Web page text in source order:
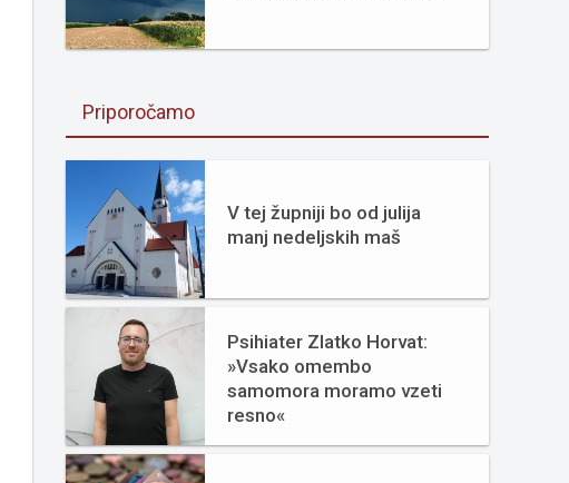
Priporočamo
V tej župniji bo od julija
manj nedeljskih maš
Psihiater Zlatko Horvat:
»Vsako omembo
samomora moramo vzeti
resno«